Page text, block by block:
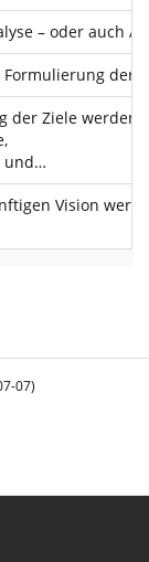
– oder auch
der
der Ziele
und…
Vision
07)